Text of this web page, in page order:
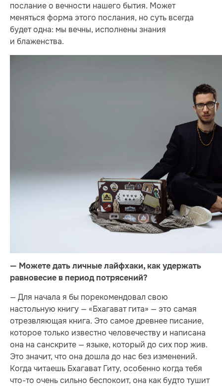
послание о вечности нашего бытия. Может
меняться форма этого послания, но суть всегда
будет одна: мы вечны, исполнены знания
и блаженства.
— Можете дать личные лайфхаки, как удержать
равновесие в период потрясений?
— Для начала я бы порекомендовал свою
настольную книгу — «Бхагават гита» — это самая
отрезвляющая книга. Это самое древнее писание,
которое только известно человечеству и написана
она на санскрите — языке, который до сих пор жив.
Это значит, что она дошла до нас без изменений.
Когда читаешь Бхагават Гиту, особенно когда тебя
что-то очень сильно беспокоит, она как будто тушит